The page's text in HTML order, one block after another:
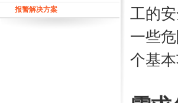
报警解决方案
工的
一些
个基本